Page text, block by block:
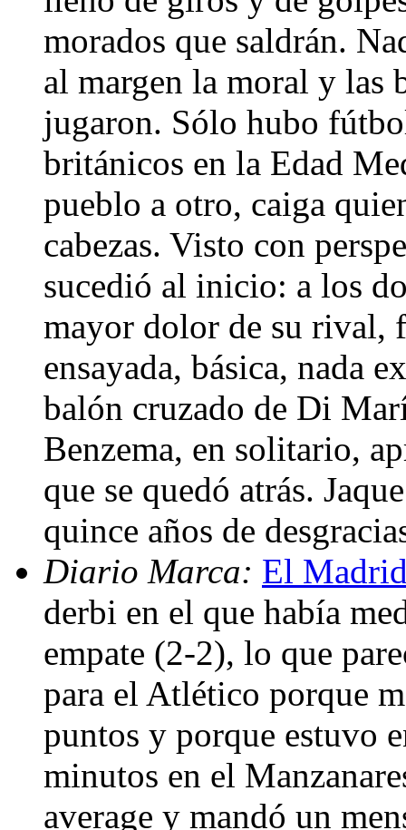
morados que saldrán.
al margen la moral y las
jugaron. Sólo hubo
británicos en la Edad
pueblo a otro, caiga
cabezas. Visto con
sucedió al inicio: a los
mayor dolor de su rival,
ensayada, básica, nada
balón cruzado de Di
Benzema, en solitario,
que se quedó atrás.
quince años de
Diario Marca: El
derbi en el que había
empate (2-2), lo que
para el Atlético porque
puntos y porque estuvo
minutos en el
average y mandó un